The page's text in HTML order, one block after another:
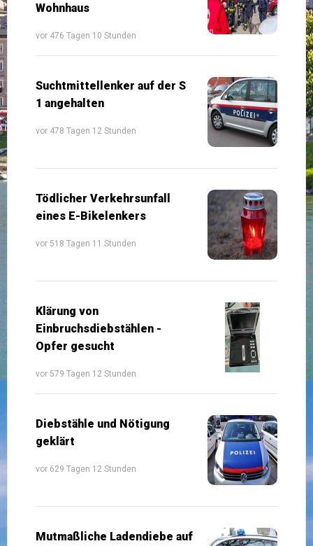
Wohnhaus
vor 476 Tagen 10 Stunden
Suchtmittellenker auf der S
1 angehalten
vor 478 Tagen 12 Stunden
Tödlicher Verkehrsunfall
eines E-Bikelenkers
vor 518 Tagen 11 Stunden
Klärung von
Einbruchsdiebstählen -
Opfer gesucht
vor 579 Tagen 12 Stunden
Diebstähle und Nötigung
geklärt
vor 629 Tagen 12 Stunden
Mutmaßliche Ladendiebe auf